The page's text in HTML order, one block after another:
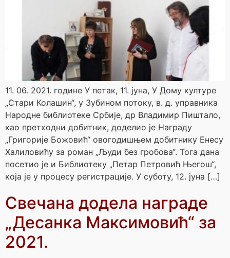
11. 06. 2021. године У петак, 11. јуна, У Дому културе
„Стари Колашин“, у Зубином потоку, в. д. управника
Народне библиотеке Србије, др Владимир Пиштало,
као претходни добитник, доделио је Награду
„Григорије Божовић“ овогодишњем добитнику Енесу
Халиловићу за роман „Људи без гробова“. Тога дана
посетио је и Библиотеку „Петар Петровић Његош“,
која је у процесу регистрације. У суботу, 12. јуна […]
Свечанa доделa награде
„Десанка Максимовић“ за
2021.